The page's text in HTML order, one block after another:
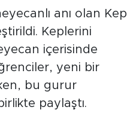
anı olan Kep
Keplerini
içerisinde
yeni bir
bu gurur
paylaştı.